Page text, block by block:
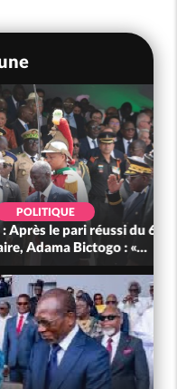
réussi du 66e
Bictogo : «...